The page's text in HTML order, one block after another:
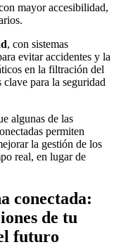
mayor accesibilidad,
, con sistemas
evitar accidentes y la
en la filtración del
para la seguridad
algunas de las
permiten
la gestión de los
real, en lugar de
conectada:
de tu
futuro